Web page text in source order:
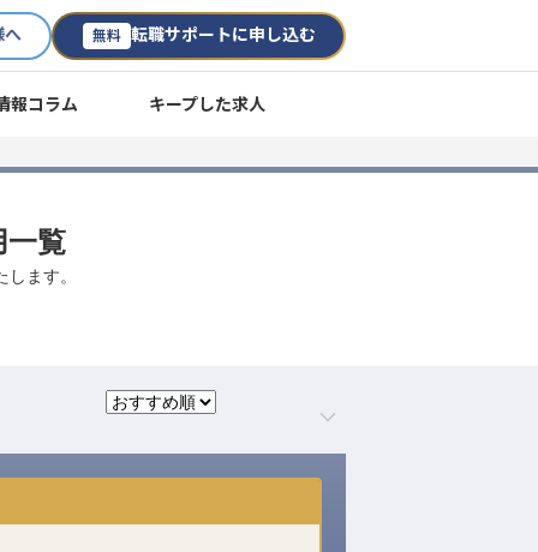
へ 無料 転職サポートに申し込む
報コラム キープした求人
一覧
ます。